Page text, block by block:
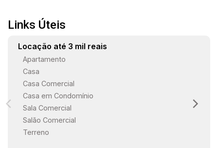
Links Úteis
Locação até 3 mil reais
Apartamento
Casa
Casa Comercial
Casa em Condomínio
Sala Comercial
Salão Comercial
Terreno